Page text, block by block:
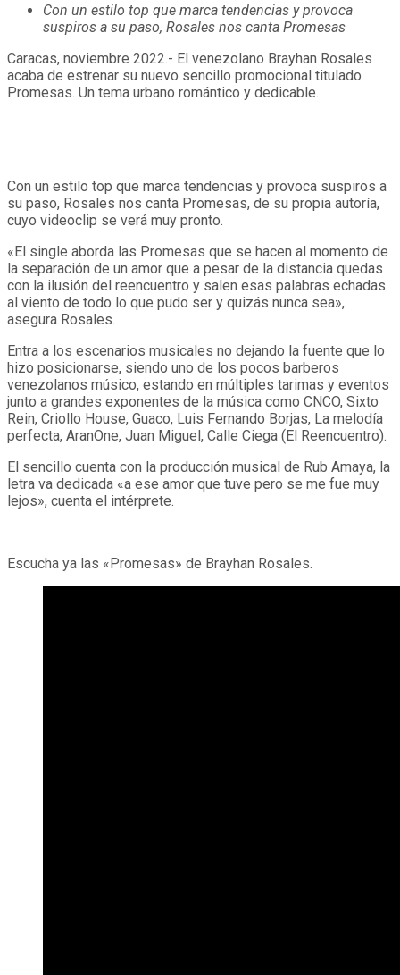
Con un estilo top que marca tendencias y provoca
suspiros a su paso, Rosales nos canta Promesas
Caracas, noviembre 2022.- El venezolano Brayhan Rosales
acaba de estrenar su nuevo sencillo promocional titulado
Promesas. Un tema urbano romántico y dedicable.
Con un estilo top que marca tendencias y provoca suspiros a
su paso, Rosales nos canta Promesas, de su propia autoría,
cuyo videoclip se verá muy pronto.
«El single aborda las Promesas que se hacen al momento de
la separación de un amor que a pesar de la distancia quedas
con la ilusión del reencuentro y salen esas palabras echadas
al viento de todo lo que pudo ser y quizás nunca sea»,
asegura Rosales.
Entra a los escenarios musicales no dejando la fuente que lo
hizo posicionarse, siendo uno de los pocos barberos
venezolanos músico, estando en múltiples tarimas y eventos
junto a grandes exponentes de la música como CNCO, Sixto
Rein, Criollo House, Guaco, Luis Fernando Borjas, La melodía
perfecta, AranOne, Juan Miguel, Calle Ciega (El Reencuentro).
El sencillo cuenta con la producción musical de Rub Amaya, la
letra va dedicada «a ese amor que tuve pero se me fue muy
lejos», cuenta el intérprete.
Escucha ya las «Promesas» de Brayhan Rosales.